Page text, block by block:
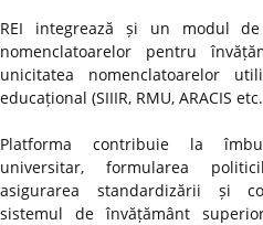
REI integrează și un modul
nomenclatoarelor pentru
unicitatea nomenclatoarelor
educațional (SIIIR, RMU, ARACIS
Platforma contribuie la
universitar, formularea
asigurarea standardizării și
sistemul de învățământ